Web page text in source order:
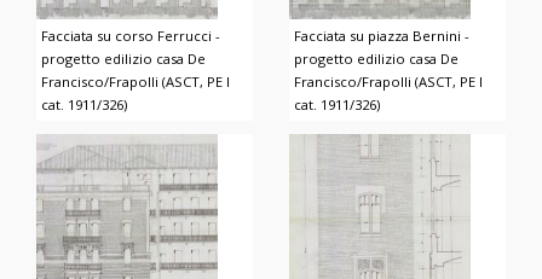
Facciata su corso Ferrucci -
progetto edilizio casa De
Francisco/Frapolli (ASCT, PE I
cat. 1911/326)
Facciata su piazza Bernini -
progetto edilizio casa De
Francisco/Frapolli (ASCT, PE I
cat. 1911/326)